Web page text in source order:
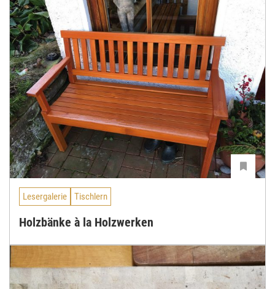
Lesergalerie Tischlern
Holzbänke à la Holzwerken